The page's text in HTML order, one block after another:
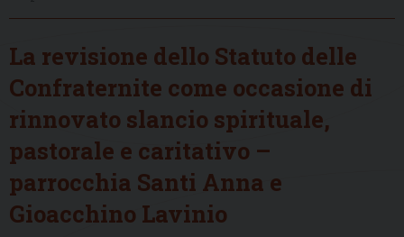
La revisione dello Statuto delle
Confraternite come occasione di
rinnovato slancio spirituale,
pastorale e caritativo –
parrocchia Santi Anna e
Gioacchino Lavinio